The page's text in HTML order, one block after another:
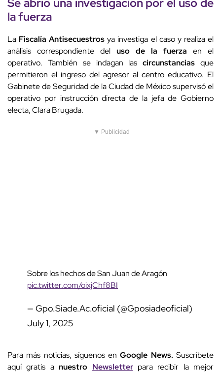
la fuerza
La Fiscalía Antisecuestros ya investiga el caso y realiza el
análisis correspondiente del uso de la fuerza en el
operativo. También se indagan lascircunstancias que
permitieron el ingreso del agresor al centro educativo. El
Gabinete de Seguridad de la Ciudad de México supervisó el
operativo por instrucción directa de la jefa de Gobierno
electa, Clara Brugada.
▼ Publicidad
Sobre los hechos de San Juan de Aragón
pic.twitter.com/oixjChf8BI
— Gpo.Siade.Ac.oficial (@Gposiadeoficial)
July 1, 2025
Para más noticias, síguenos enGoogle News.Suscríbete
aquí gratis anuestro Newsletter para recibir la mejor